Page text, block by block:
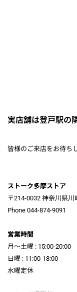
実店舗は登戸駅の
皆様のご来店をお待ち
ストーク多摩ストア
〒214-0032 神奈川県
Phone 044-874-9091
営業時間
月～土曜 : 15:00-20:00
日曜 : 11:00-18:00
水曜定休